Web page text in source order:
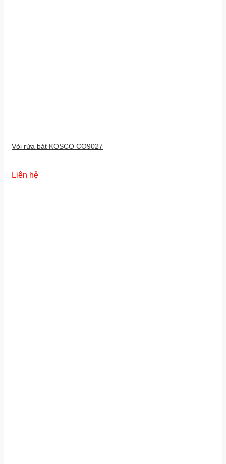
Vòi rửa bát KOSCO CO9027
Liên hệ